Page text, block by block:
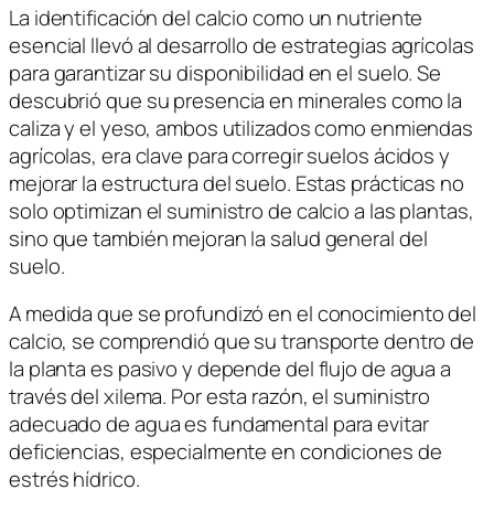
La identificación del calcio como un nutriente
esencial llevó al desarrollo de estrategias agrícolas
para garantizar su disponibilidad en el suelo. Se
descubrió que su presencia en minerales como la
caliza y el yeso, ambos utilizados como enmiendas
agrícolas, era clave para corregir suelos ácidos y
mejorar la estructura del suelo. Estas prácticas no
solo optimizan el suministro de calcio a las plantas,
sino que también mejoran la salud general del
suelo.
A medida que se profundizó en el conocimiento del
calcio, se comprendió que su transporte dentro de
la planta es pasivo y depende del flujo de agua a
través del xilema. Por esta razón, el suministro
adecuado de agua es fundamental para evitar
deficiencias, especialmente en condiciones de
estrés hídrico.